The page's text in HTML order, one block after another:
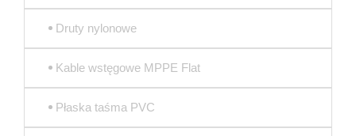
Druty nylonowe
Kable wstęgowe MPPE Flat
Płaska taśma PVC